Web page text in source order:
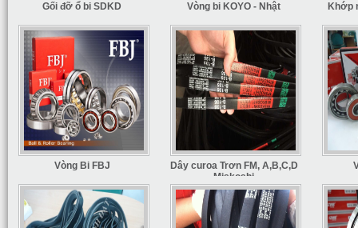
Gối đỡ ổ bi SDKD Vòng bi KOYO - Nhật Khớp
Vòng Bi FBJ
Dây curoa Trơn FM, A,B,C,D
Miskoshi